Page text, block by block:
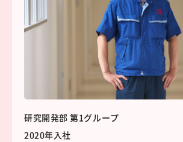
研究開発部 第1グループ
2020年入社